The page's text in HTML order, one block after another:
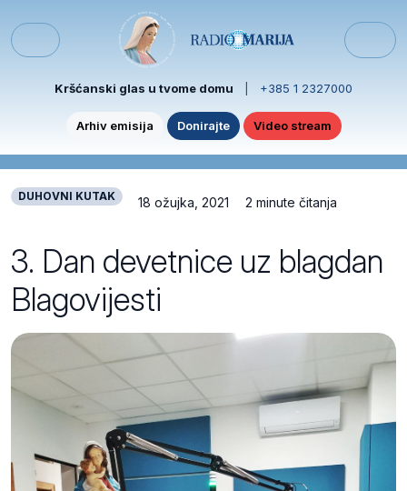
Menu
Kršćanski glas u tvome domu +385 1 2327000
Arhiv emisija Donirajte Video stream
DUHOVNI KUTAK 18 ožujka, 2021 2 minute čitanja
3. Dan devetnice uz blagdan
Blagovijesti